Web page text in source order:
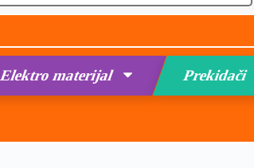
Elektro materijal Prekidači